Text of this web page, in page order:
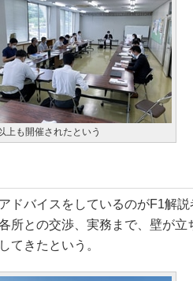
上も開催されたという
ドバイスをしているのがF1解説
所との交渉、実務まで、壁が立
てきたという。